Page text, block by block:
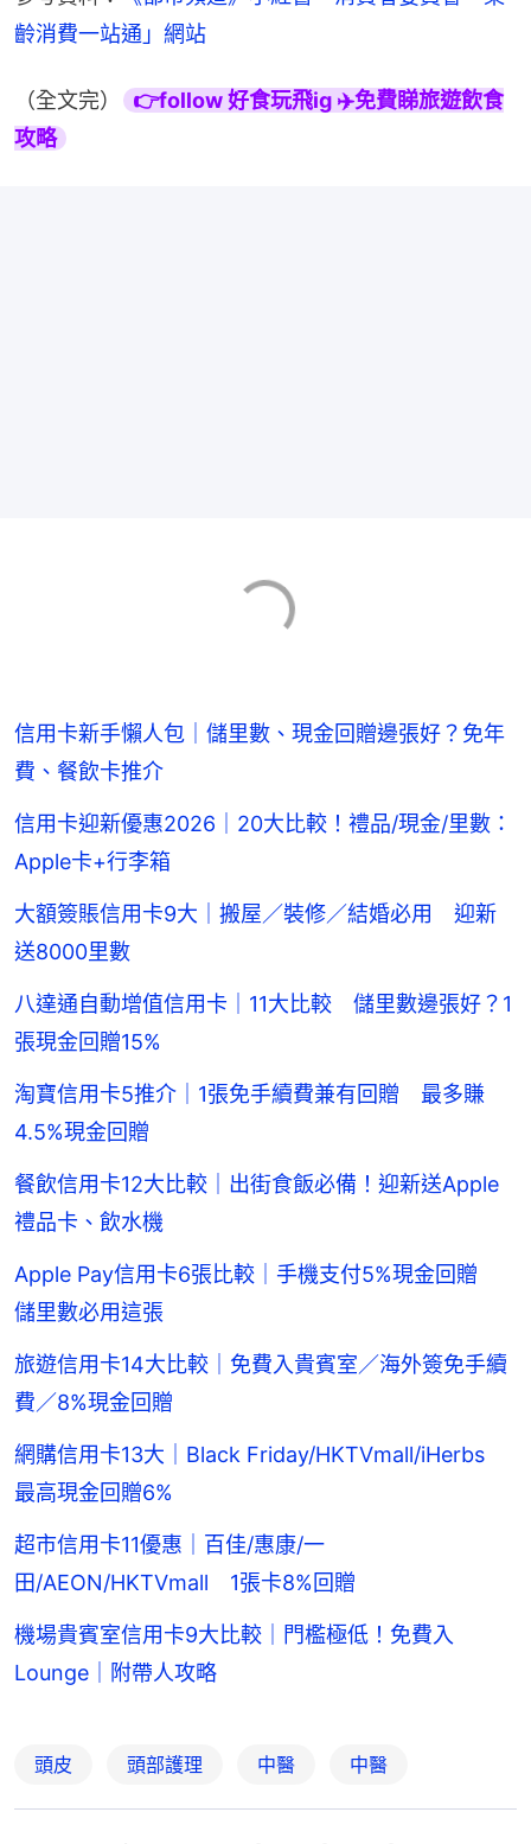
齡消費一站通」網站
（全文完）
👉follow 好食玩飛ig ✈️免費睇旅遊飲食
攻略
信用卡新手懶人包｜儲里數、現金回贈邊張好？免年
費、餐飲卡推介
信用卡迎新優惠2026｜20大比較！禮品/現金/里數：
Apple卡+行李箱
大額簽賬信用卡9大｜搬屋／裝修／結婚必用 迎新
送8000里數
八達通自動增值信用卡｜11大比較 儲里數邊張好？1
張現金回贈15%
淘寶信用卡5推介｜1張免手續費兼有回贈 最多賺
4.5%現金回贈
餐飲信用卡12大比較｜出街食飯必備！迎新送Apple
禮品卡、飲水機
Apple Pay信用卡6張比較｜手機支付5%現金回贈
儲里數必用這張
旅遊信用卡14大比較｜免費入貴賓室／海外簽免手續
費／8%現金回贈
網購信用卡13大｜Black Friday/HKTVmall/iHerbs
最高現金回贈6%
超市信用卡11優惠｜百佳/惠康/一
田/AEON/HKTVmall 1張卡8%回贈
機場貴賓室信用卡9大比較｜門檻極低！免費入
Lounge｜附帶人攻略
頭皮 頭部護理 中醫 中醫